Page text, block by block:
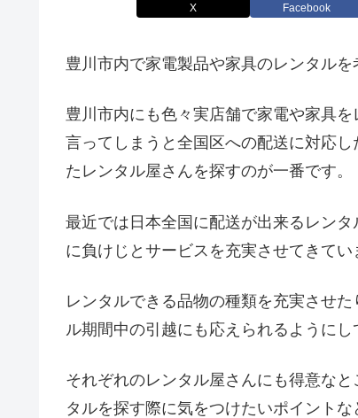
X Facebook
豊川市内で家電製品や家具のレンタル
豊川市内にも色々実店舗で家電や家具
言ってしまうと全国区への配送に対応
たレンタル屋さんを探すのが一番です。
最近では日本全国に配送が出来るレン
に負けじとサービスを充実させてきてい
レンタルできる品物の種類を充実させ
ル期間中の引越にも応えられるように
それぞれのレンタル屋さんにも得意な
タルを探す際に気をつけたいポイントな